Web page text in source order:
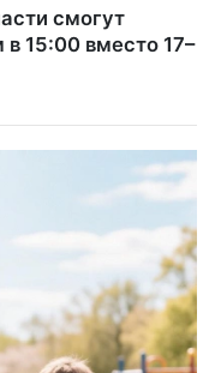
смогут
15:00 вместо 17–